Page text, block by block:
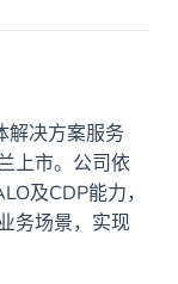
解决方案服务
上市。公司依
及CDP能力，
务场景，实现